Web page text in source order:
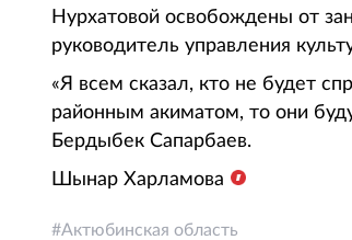
Нурхатовой освобождены от
руководитель управления
«Я всем сказал, кто не будет
районным акиматом, то они
Бердыбек Сапарбаев.
Шынар Харламова
Актюбинская область